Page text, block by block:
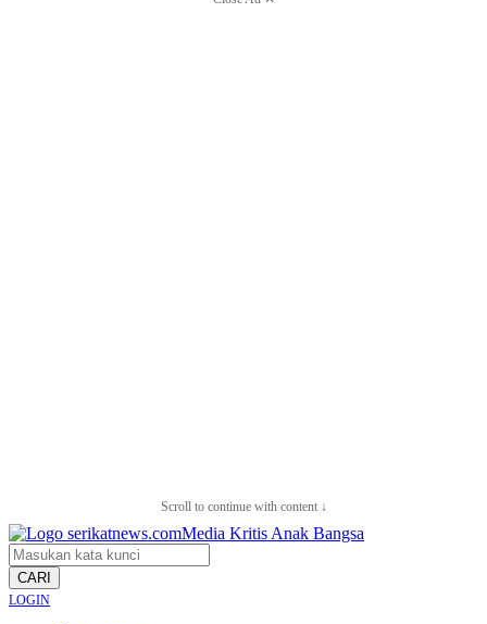
Scroll to continue with content ↓
CARI
LOGIN